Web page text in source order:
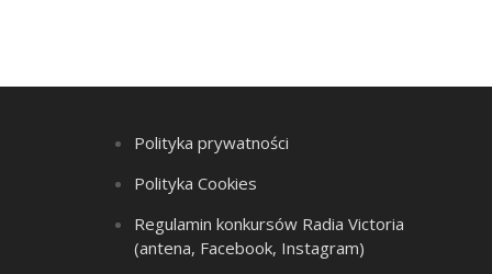
Polityka prywatności
Polityka Cookies
Regulamin konkursów Radia Victoria
(antena, Facebook, Instagram)